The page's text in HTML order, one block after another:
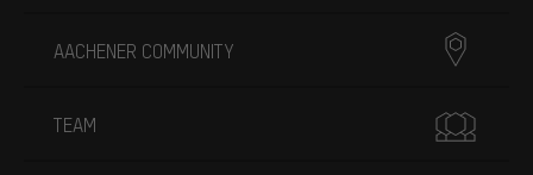
AACHENER COMMUNITY
TEAM